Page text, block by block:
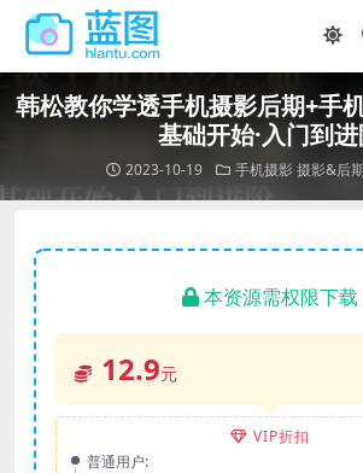
韩松教你学透手机摄影后期+手
基础开始·入门到
2023-10-19 手机摄影 摄影&后期
本资源需权限下载
12.9元
VIP折扣
普通用户: